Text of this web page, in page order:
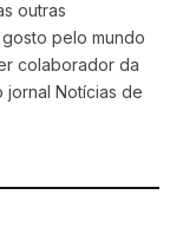
outras
pelo mundo
colaborador da
jornal Notícias de